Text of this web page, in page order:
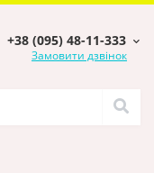
+38 (095) 48-11-333
Замовити дзвінок